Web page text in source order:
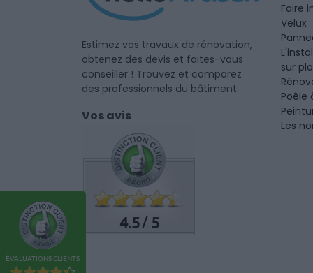
Estimez vos travaux de rénovation,
obtenez des devis et faites-vous
conseiller ! Trouvez et comparez
des professionnels du bâtiment.
Vos avis
4.5 /5
Faire
Velux
sur
Poêle
Les
ÉVALUATIONS CLIENTS